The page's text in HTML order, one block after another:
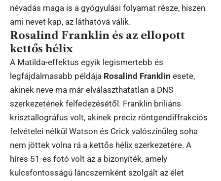
névadás maga is a gyógyulási folyamat része, hiszen
ami nevet kap, az láthatóvá válik.
Rosalind Franklin és az ellopott
kettős hélix
A Matilda-effektus egyik legismertebb és
legfájdalmasabb példája Rosalind Franklin esete,
akinek neve ma már elválaszthatatlan a DNS
szerkezetének felfedezésétől. Franklin briliáns
krisztallográfus volt, akinek precíz röntgendiffrakciós
felvételei nélkül Watson és Crick valószínűleg soha
nem jöttek volna rá a kettős hélix szerkezetére. A
híres 51-es fotó volt az a bizonyíték, amely
kulcsfontosságú láncszemként szolgált az élet